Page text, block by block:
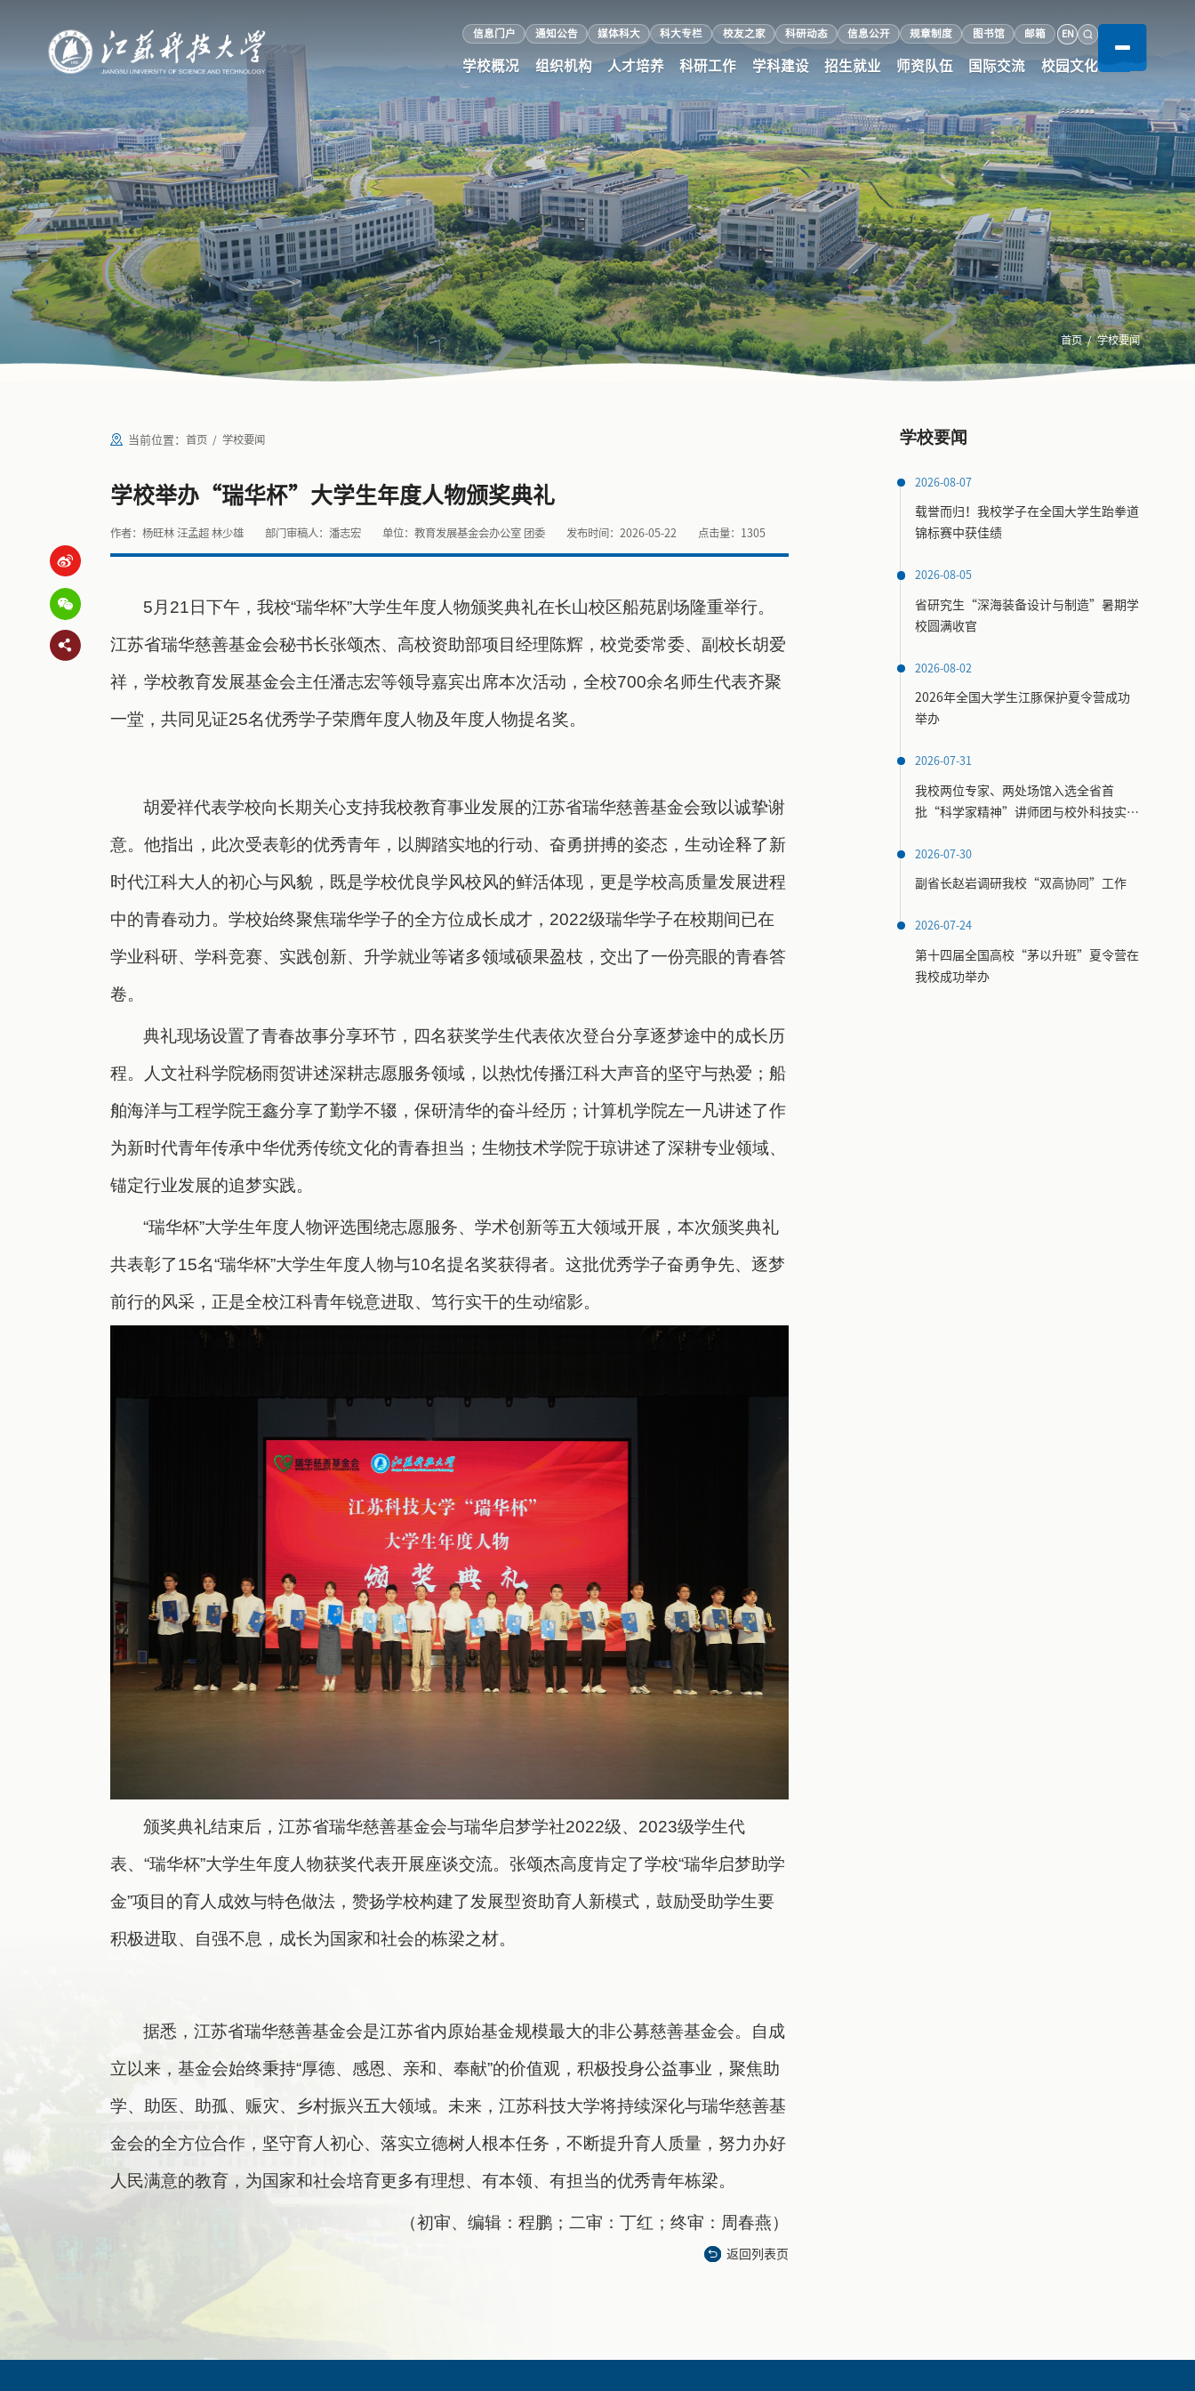
信息门户 通知公告 媒体科大 科大专栏 校友之家 科研动态 信息公开 规章制度 图书馆 邮箱 EN
学校概况 组织机构 人才培养 科研工作 学科建设 招生就业 师资队伍 国际交流 校园文化
首页 学校要闻
当前位置： 首页 学校要闻
学校举办“瑞华杯”大学生年度人物颁奖典礼
作者：杨旺林 汪孟超 林少雄 部门审稿人：潘志宏 单位：教育发展基金会办公室 团委 发布时间：2026-05-22 点击量： 1305
5月21日下午，我校“瑞华杯”大学生年度人物颁奖典礼在长山校区船苑剧场隆重举行。
江苏省瑞华慈善基金会秘书长张颂杰、高校资助部项目经理陈辉，校党委常委、副校长胡爱
祥，学校教育发展基金会主任潘志宏等领导嘉宾出席本次活动，全校700余名师生代表齐聚
一堂，共同见证25名优秀学子荣膺年度人物及年度人物提名奖。
胡爱祥代表学校向长期关心支持我校教育事业发展的江苏省瑞华慈善基金会致以诚挚谢
意。他指出，此次受表彰的优秀青年，以脚踏实地的行动、奋勇拼搏的姿态，生动诠释了新
时代江科大人的初心与风貌，既是学校优良学风校风的鲜活体现，更是学校高质量发展进程
中的青春动力。学校始终聚焦瑞华学子的全方位成长成才， 2022级瑞华学子在校期间已在
学业科研、学科竞赛、实践创新、升学就业等诸多领域硕果盈枝，交出了一份亮眼的青春答
卷。
典礼现场设置了青春故事分享环节，四名获奖学生代表依次登台分享逐梦途中的成长历
程。人文社科学院杨雨贺讲述深耕志愿服务领域，以热忱传播江科大声音的坚守与热爱；船
舶海洋与工程学院王鑫分享了勤学不辍，保研清华的奋斗经历；计算机学院左一凡讲述了作
为新时代青年传承中华优秀传统文化的青春担当；生物技术学院于琼讲述了深耕专业领域、
锚定行业发展的追梦实践。
“瑞华杯”大学生年度人物评选围绕志愿服务、学术创新等五大领域开展，本次颁奖典礼
共表彰了15名“瑞华杯”大学生年度人物与10名提名奖获得者。这批优秀学子奋勇争先、逐梦
前行的风采，正是全校江科青年锐意进取、笃行实干的生动缩影。
颁奖典礼结束后，江苏省瑞华慈善基金会与瑞华启梦学社2022级、2023级学生代
表、“瑞华杯”大学生年度人物获奖代表开展座谈交流。张颂杰高度肯定了学校“瑞华启梦助学
金”项目的育人成效与特色做法，赞扬学校构建了发展型资助育人新模式，鼓励受助学生要
积极进取、自强不息，成长为国家和社会的栋梁之材。
据悉，江苏省瑞华慈善基金会是江苏省内原始基金规模最大的非公募慈善基金会。自成
立以来，基金会始终秉持“厚德、感恩、亲和、奉献”的价值观，积极投身公益事业，聚焦助
学、助医、助孤、赈灾、乡村振兴五大领域。未来，江苏科技大学将持续深化与瑞华慈善基
金会的全方位合作，坚守育人初心、落实立德树人根本任务，不断提升育人质量，努力办好
人民满意的教育，为国家和社会培育更多有理想、有本领、有担当的优秀青年栋梁。
（初审、编辑：程鹏；二审：丁红；终审：周春燕）
返回列表页
学校要闻
2026-08-07
载誉而归！我校学子在全国大学生跆拳道
锦标赛中获佳绩
2026-08-05
省研究生“深海装备设计与制造”暑期学
校圆满收官
2026-08-02
2026年全国大学生江豚保护夏令营成功
举办
2026-07-31
我校两位专家、两处场馆入选全省首
批“科学家精神”讲师团与校外科技实践
2026-07-30
副省长赵岩调研我校“双高协同”工作
2026-07-24
第十四届全国高校“茅以升班”夏令营在
我校成功举办